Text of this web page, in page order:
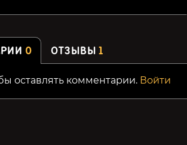
0 ОТЗЫВЫ1
оставлять комментарии. Войти